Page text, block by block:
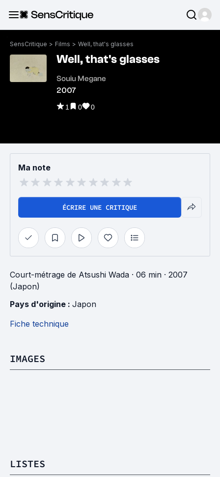
SensCritique > Films > Well, that's glasses
Well, that's glasses
Souiu Megane
2007
1 0 0
Ma note
ÉCRIRE UNE CRITIQUE
Court-métrage de Atsushi Wada · 06 min · 2007
(Japon)
Pays d'origine : Japon
Fiche technique
IMAGES
LISTES